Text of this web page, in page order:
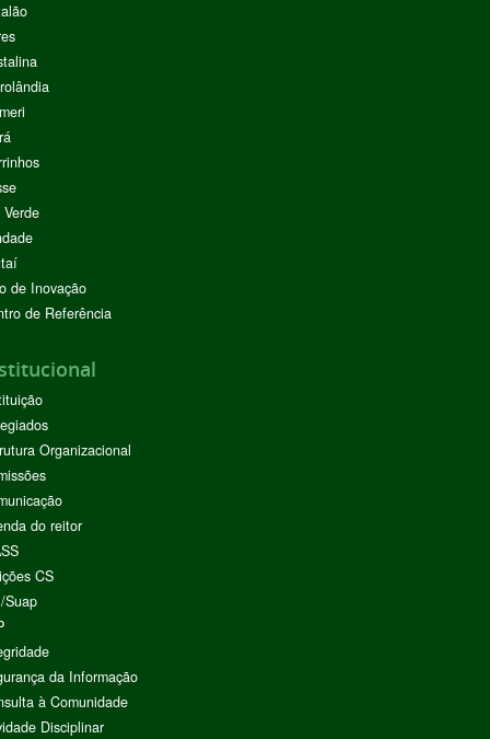
de Inovação
de Referência
Organizacional
do reitor
CS
Suap
da Informação
à Comunidade
Disciplinar